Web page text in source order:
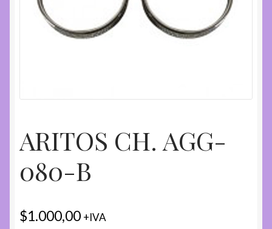
ARITOS CH. AGG-
080-B
$1.000,00 +IVA